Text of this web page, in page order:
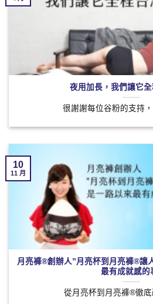
夜用加長，我們讓它
很謝謝每位谷粉的支持
月亮褲®創辦人”月亮杯到月亮褲®讓
最有成就感的
從月亮杯到月亮褲®徹
10
11 月